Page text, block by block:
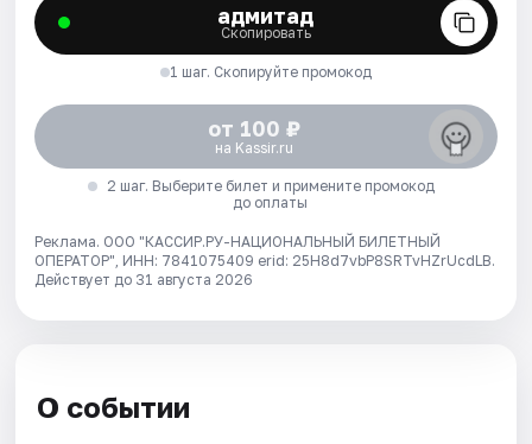
адмитад
Скопировать
1 шаг. Скопируйте промокод
от 100 ₽
на Kassir.ru
2 шаг. Выберите билет и примените промокод
до оплаты
Реклама. ООО "КАССИР.РУ-НАЦИОНАЛЬНЫЙ БИЛЕТНЫЙ
ОПЕРАТОР", ИНН: 7841075409 erid: 25H8d7vbP8SRTvHZrUcdLB.
Действует до 31 августа 2026
О событии